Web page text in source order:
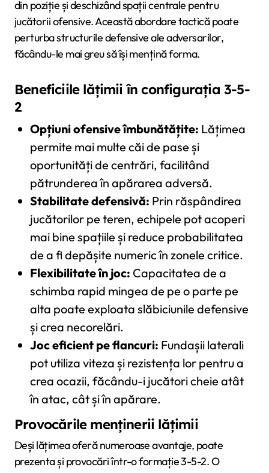
din poziție și deschizând spații centrale pentru
jucătorii ofensive. Această abordare tactică poate
perturba structurile defensive ale adversarilor,
făcându-le mai greu să își mențină forma.
Beneficiile lățimii în configurația 3-5-
2
Opțiuni ofensive îmbunătățite: Lățimea
permite mai multe căi de pase și
oportunități de centrări, facilitând
pătrunderea în apărarea adversă.
Stabilitate defensivă: Prin răspândirea
jucătorilor pe teren, echipele pot acoperi
mai bine spațiile și reduce probabilitatea
de a fi depășite numeric în zonele critice.
Flexibilitate în joc: Capacitatea de a
schimba rapid mingea de pe o parte pe
alta poate exploata slăbiciunile defensive
și crea necorelări.
Joc eficient pe flancuri: Fundașii laterali
pot utiliza viteza și rezistența lor pentru a
crea ocazii, făcându-i jucători cheie atât
în atac, cât și în apărare.
Provocările menținerii lățimii
Deși lățimea oferă numeroase avantaje, poate
prezenta și provocări într-o formație 3-5-2. O